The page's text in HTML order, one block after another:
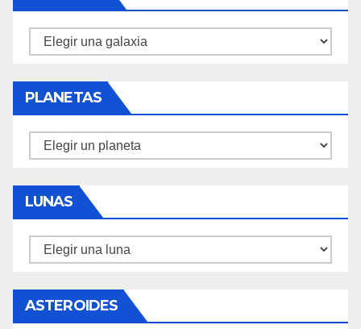
Galaxias
PLANETAS
Planetas
LUNAS
Lunas
ASTEROIDES